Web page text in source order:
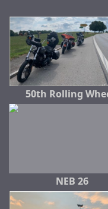
50th Rolling
NEB 26